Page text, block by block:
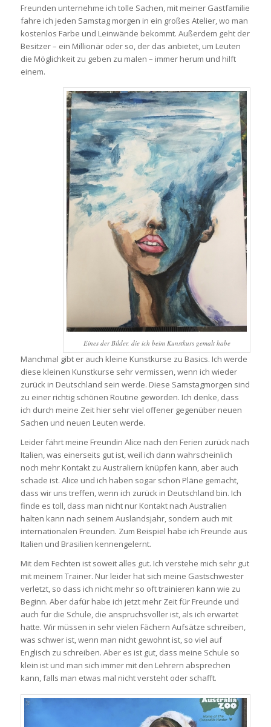
Freunden unternehme ich tolle Sachen, mit meiner Gastfamilie
fahre ich jeden Samstag morgen in ein großes Atelier, wo man
kostenlos Farbe und Leinwände bekommt. Außerdem geht der
Besitzer – ein Millionär oder so, der das anbietet, um Leuten
die Möglichkeit zu geben zu malen – immer herum und hilft
einem.
Eines der Bilder, die ich beim Kunstkurs gemalt habe
Manchmal gibt er auch kleine Kunstkurse zu Basics. Ich werde
diese kleinen Kunstkurse sehr vermissen, wenn ich wieder
zurück in Deutschland sein werde. Diese Samstagmorgen sind
zu einer richtig schönen Routine geworden. Ich denke, dass
ich durch meine Zeit hier sehr viel offener gegenüber neuen
Sachen und neuen Leuten werde.
Leider fährt meine Freundin Alice nach den Ferien zurück nach
Italien, was einerseits gut ist, weil ich dann wahrscheinlich
noch mehr Kontakt zu Australiern knüpfen kann, aber auch
schade ist. Alice und ich haben sogar schon Pläne gemacht,
dass wir uns treffen, wenn ich zurück in Deutschland bin. Ich
finde es toll, dass man nicht nur Kontakt nach Australien
halten kann nach seinem Auslandsjahr, sondern auch mit
internationalen Freunden. Zum Beispiel habe ich Freunde aus
Italien und Brasilien kennengelernt.
Mit dem Fechten ist soweit alles gut. Ich verstehe mich sehr gut
mit meinem Trainer. Nur leider hat sich meine Gastschwester
verletzt, so dass ich nicht mehr so oft trainieren kann wie zu
Beginn. Aber dafür habe ich jetzt mehr Zeit für Freunde und
auch für die Schule, die anspruchsvoller ist, als ich erwartet
hatte. Wir müssen in sehr vielen Fächern Aufsätze schreiben,
was schwer ist, wenn man nicht gewohnt ist, so viel auf
Englisch zu schreiben. Aber es ist gut, dass meine Schule so
klein ist und man sich immer mit den Lehrern absprechen
kann, falls man etwas mal nicht versteht oder schafft.